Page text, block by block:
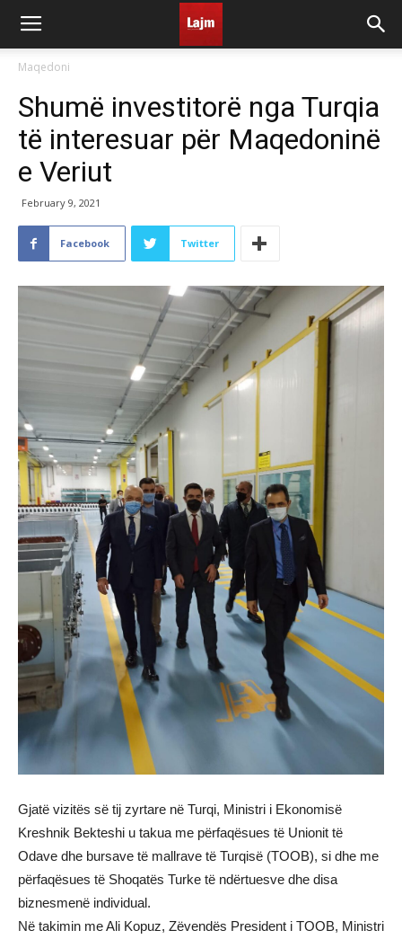
Maqedoni
Shumë investitorë nga Turqia
të interesuar për Maqedoninë
e Veriut
February 9, 2021
Facebook Twitter
Gjatë vizitës së tij zyrtare në Turqi, Ministri i Ekonomisë
Kreshnik Bekteshi u takua me përfaqësues të Unionit të
Odave dhe bursave të mallrave të Turqisë (TOOB), si dhe me
përfaqësues të Shoqatës Turke të ndërtuesve dhe disa
biznesmenë individual.
Në takimin me Ali Kopuz, Zëvendës President i TOOB, Ministri